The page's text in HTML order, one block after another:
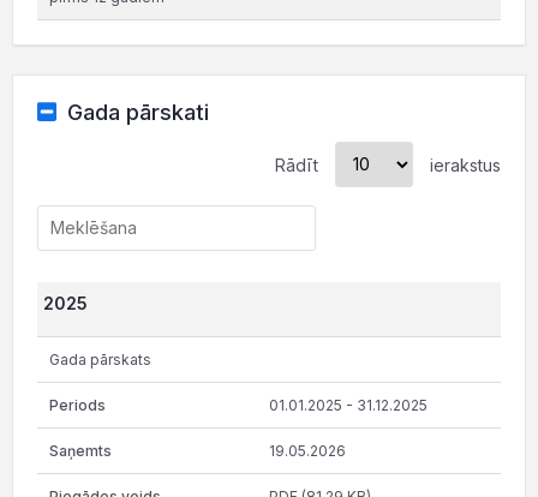
Gada pārskati
Rādīt ierakstus
2025
Gada pārskats
01.01.2025 - 31.12.2025
19.05.2026